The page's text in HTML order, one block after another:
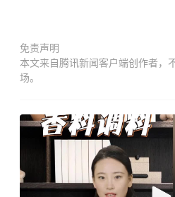
免责声明
本文来自腾讯新闻客户端创作者，
场。